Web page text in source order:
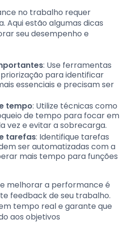
no trabalho requer
Aqui estão algumas dicas
seu desempenho e
: Use ferramentas
para identificar
essenciais e precisam ser
tempo: Utilize técnicas como
de tempo para focar em
vez e evitar a sobrecarga.
tarefas: Identifique tarefas
ser automatizadas com a
mais tempo para funções
melhorar a performance é
feedback de seu trabalho.
tempo real e garante que
aos objetivos